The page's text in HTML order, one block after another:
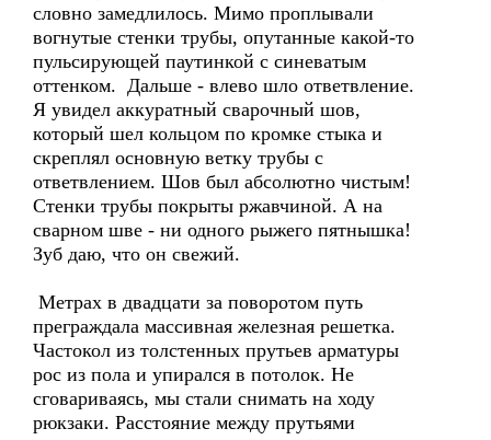
словно замедлилось. Мимо проплывали
вогнутые стенки трубы, опутанные какой-то
пульсирующей паутинкой с синеватым
оттенком. Дальше - влево шло ответвление.
Я увидел аккуратный сварочный шов,
который шел кольцом по кромке стыка и
скреплял основную ветку трубы с
ответвлением. Шов был абсолютно чистым!
Стенки трубы покрыты ржавчиной. А на
сварном шве - ни одного рыжего пятнышка!
Зуб даю, что он свежий.
Метрах в двадцати за поворотом путь
преграждала массивная железная решетка.
Частокол из толстенных прутьев арматуры
рос из пола и упирался в потолок. Не
сговариваясь, мы стали снимать на ходу
рюкзаки. Расстояние между прутьями